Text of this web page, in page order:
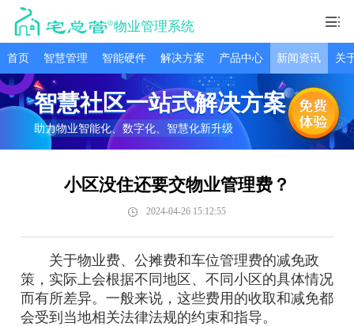
物业管理系统
首页 智慧管理 智能硬件 解决方案 产品中心 新闻资讯 关
智慧社区一站式解决方案
助力物业智能化、数字化、智慧化新升级
小区没住还要交物业管理费？
2024-04-26 15:12:55
关于物业费、公摊费和车位管理费的减免政
策，实际上会根据不同地区、不同小区的具体情况
而有所差异。一般来说，这些费用的收取和减免都
会受到当地相关法律法规的约束和指导。